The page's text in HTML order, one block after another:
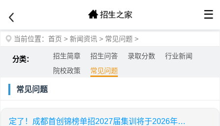
☰
当前位置： 首页 > 新闻资讯 > 常见问题 >
分类： 招生简章 招生问答 录取分数
行业新闻
院校政策
常见问题
常见问题
定了！成都首创锦榜单招2027届集训将于2026年7月5日开班！